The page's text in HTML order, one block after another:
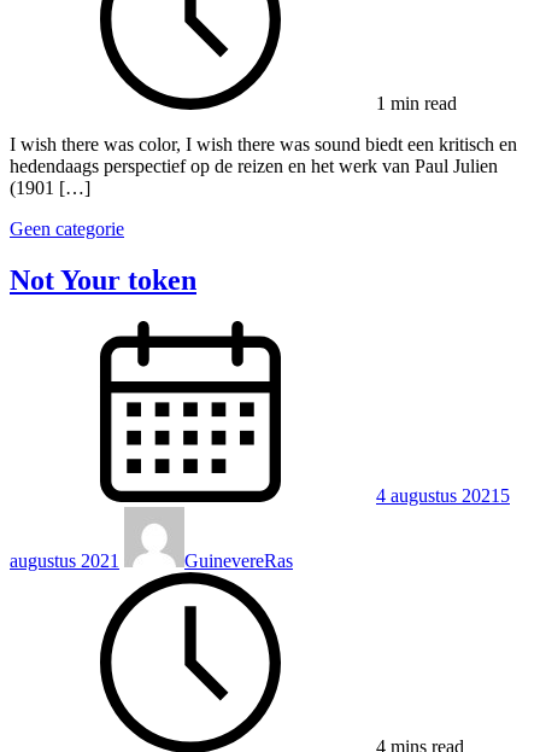
1 min read
I wish there was color, I wish there was sound biedt een kritisch en
hedendaags perspectief op de reizen en het werk van Paul Julien
(1901 […]
Geen categorie
Not Your token
4 augustus 2021 5
augustus 2021 GuinevereRas
4 mins read